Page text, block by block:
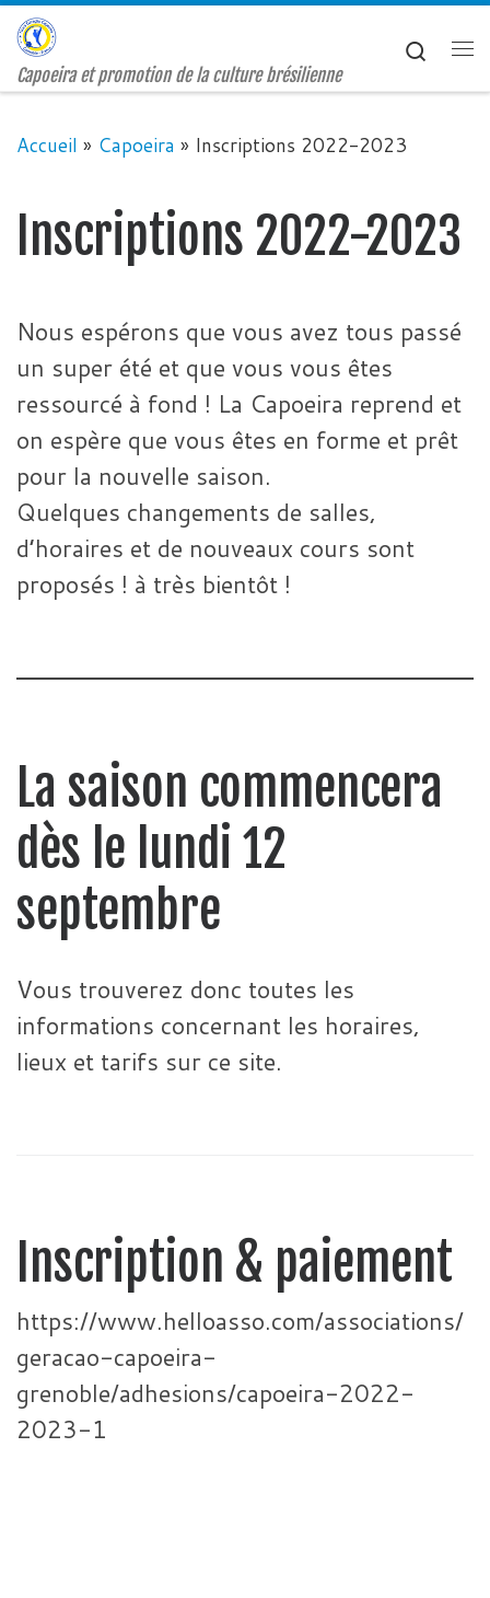
Passer au contenu
Capoeira et promotion de la culture brésilienne
Search
Accueil » Capoeira » Inscriptions 2022-2023
Inscriptions 2022-2023
Nous espérons que vous avez tous passé
un super été et que vous vous êtes
ressourcé à fond ! La Capoeira reprend et
on espère que vous êtes en forme et prêt
pour la nouvelle saison.
Quelques changements de salles,
d’horaires et de nouveaux cours sont
proposés ! à très bientôt !
La saison commencera
dès le lundi 12
septembre
Vous trouverez donc toutes les
informations concernant les horaires,
lieux et tarifs sur ce site.
Inscription & paiement
https://www.helloasso.com/associations/
geracao-capoeira-
grenoble/adhesions/capoeira-2022-
2023-1